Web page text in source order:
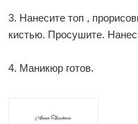
3. Нанесите топ ,
кистью. Просушите.
4. Маникюр готов.